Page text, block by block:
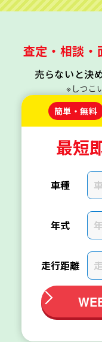
査定・相談・
売らないと決
※しつこ
簡単・無料
最短
車種
年式
走行距離